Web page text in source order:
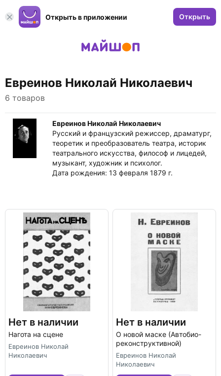
Открыть в приложении Открыть
Евреинов Николай Николаевич
6 товаров
Евреинов Николай Николаевич
Русский и французский режиссер, драматург,
теоретик и преобразователь театра, историк
театрального искусства, философ и лицедей,
музыкант, художник и психолог.
Дата рождения: 13 февраля 1879 г.
Нет в наличии
Нагота на сцене
Евреинов Николай
Николаевич
Нет в наличии
О новой маске (Автобио-
реконструктивной)
Евреинов Николай
Николаевич